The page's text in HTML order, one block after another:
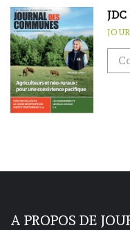
A PROPOS DE